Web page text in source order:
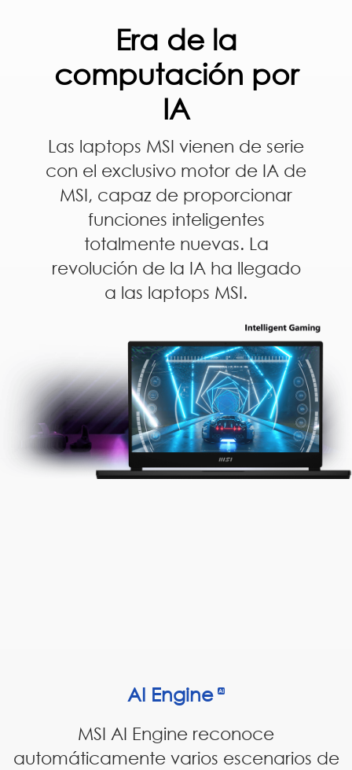
Era de la
computación por
IA
Las laptops MSI vienen de serie
con el exclusivo motor de IA de
MSI, capaz de proporcionar
funciones inteligentes
totalmente nuevas. La
revolución de la IA ha llegado
a las laptops MSI.
AI Engine
MSI AI Engine reconoce
automáticamente varios escenarios de